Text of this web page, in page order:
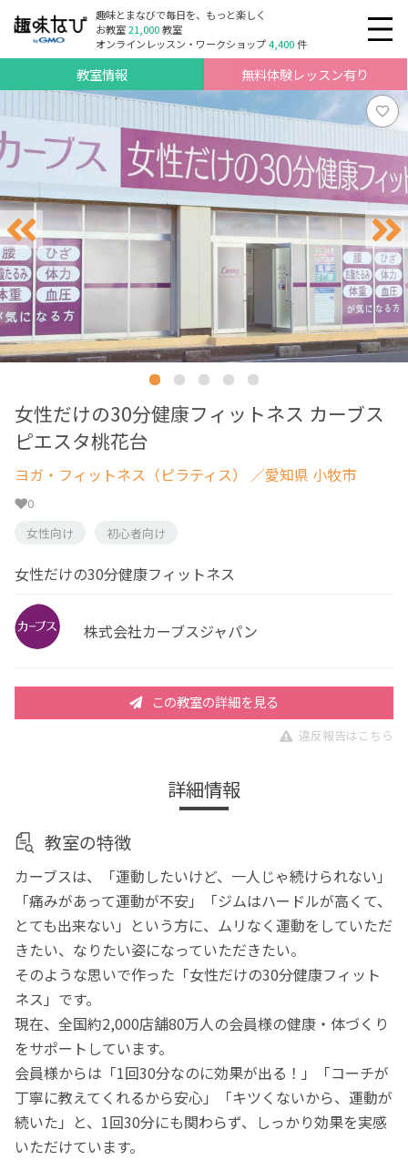
趣味とまなびで毎日を、もっと楽しく
お教室21,000教室
オンラインレッスン・ワークショップ4,400件
教室情報 無料体験レッスン有り
女性だけの30分健康フィットネス カーブス
ピエスタ桃花台
ヨガ・フィットネス（ピラティス） ／愛知県 小牧市
0
女性向け
初心者向け
女性だけの30分健康フィットネス
株式会社カーブスジャパン
この教室の詳細を見る
違反報告はこちら
詳細情報
教室の特徴
カーブスは、「運動したいけど、一人じゃ続けられない」
「痛みがあって運動が不安」「ジムはハードルが高くて、
とても出来ない」という方に、ムリなく運動をしていただ
きたい、なりたい姿になっていただきたい。
そのような思いで作った「女性だけの30分健康フィット
ネス」です。
現在、全国約2,000店舗80万人の会員様の健康・体づくり
をサポートしています。
会員様からは「1回30分なのに効果が出る！」「コーチが
丁寧に教えてくれるから安心」「キツくないから、運動が
続いた」と、1回30分にも関わらず、しっかり効果を実感
いただけています。